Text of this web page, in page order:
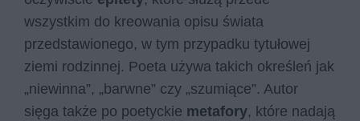
wszystkim do kreowania opisu świata
przedstawionego, w tym przypadku tytułowej
ziemi rodzinnej. Poeta używa takich określeń jak
„niewinna”, „barwne” czy „szumiące”. Autor
sięga także po poetyckie metafory, które nadają